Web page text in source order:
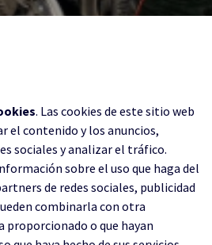
. Las cookies de este sitio web
el contenido y los anuncios,
sociales y analizar el tráfico.
sobre el uso que haga del
de redes sociales, publicidad
combinarla con otra
proporcionado o que hayan